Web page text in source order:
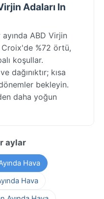
Adaları In
ABD Virjin
%72 örtü,
koşullar.
dağınıktır; kısa
bekleyin.
daha yoğun
aylar
Hava
Hava